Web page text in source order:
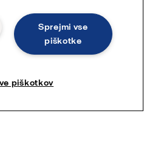
Sprejmi vse
piškotke
piškotkov